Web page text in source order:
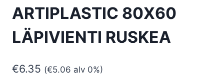
ARTIPLASTIC 80X60
LÄPIVIENTI RUSKEA
€6.35 (€5.06 alv 0%)